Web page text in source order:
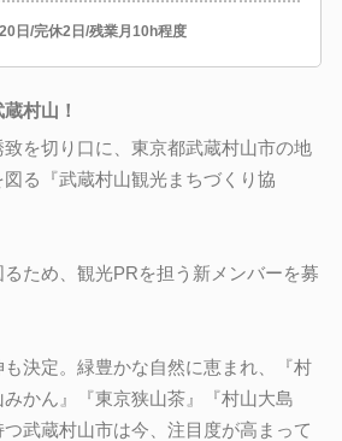
日/完休2日/残業月10h程度
村山！
を切り口に、東京都武蔵村山市の地
る『武蔵村山観光まちづくり協
ため、観光PRを担う新メンバーを募
決定。緑豊かな自然に恵まれ、『村
かん』『東京狭山茶』『村山大島
武蔵村山市は今、注目度が高まって